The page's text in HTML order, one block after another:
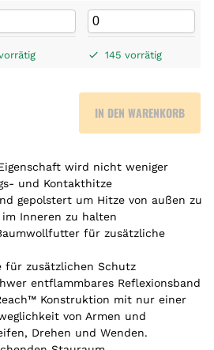
145 vorrätig
IN DEN WARENKORB
wird nicht weniger
und Kontakthitze
gepolstert um Hitze von außen zu
Inneren zu halten
für zusätzliche
für zusätzlichen Schutz
entflammbares Reflexionsband
Konstruktion mit nur einer
von Armen und
Drehen und Wenden.